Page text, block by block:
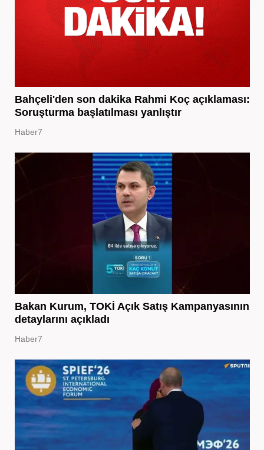
Bahçeli'den son dakika Rahmi Koç açıklaması:
Soruşturma başlatılması yanlıştır
Haber7
Bakan Kurum, TOKİ Açık Satış Kampanyasının
detaylarını açıkladı
Haber7